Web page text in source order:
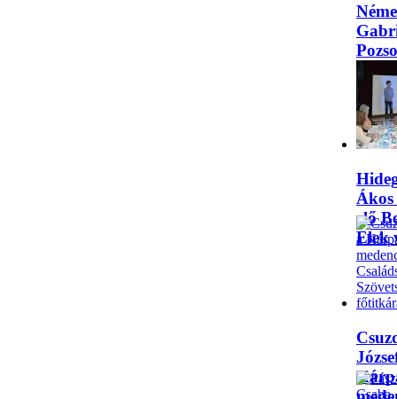
elő
Elek